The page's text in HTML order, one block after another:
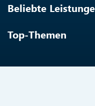
Beliebte
Top-Themen